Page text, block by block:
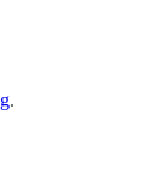
.